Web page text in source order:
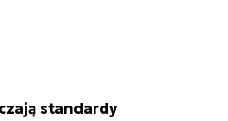
standardy